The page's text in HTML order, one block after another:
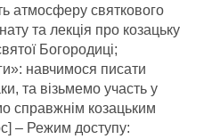
атмосферу святкового
та лекція про козацьку
Богородиці;
навчимося писати
та візьмемо участь у
справжнім козацьким
– Режим доступу: